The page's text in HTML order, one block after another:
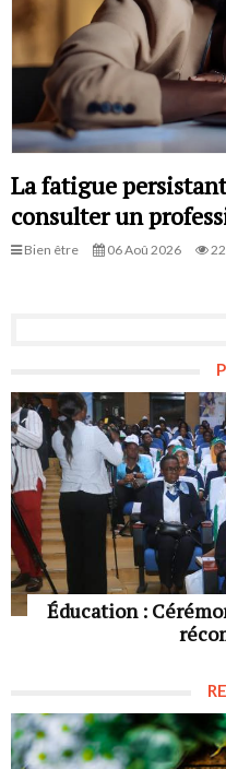
La fatigue
consulter un
Bien être 06 Aoû 2026
Éducation :